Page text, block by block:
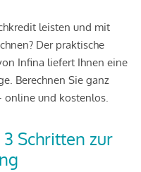
leisten und mit
Der praktische
Infina liefert Ihnen eine
Berechnen Sie ganz
online und kostenlos.
Schritten zur